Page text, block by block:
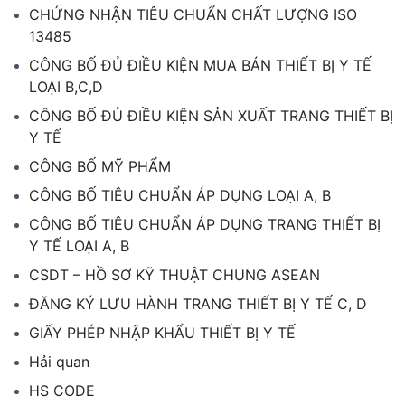
CHỨNG NHẬN TIÊU CHUẨN CHẤT LƯỢNG ISO
13485
CÔNG BỐ ĐỦ ĐIỀU KIỆN MUA BÁN THIẾT BỊ Y TẾ
LOẠI B,C,D
CÔNG BỐ ĐỦ ĐIỀU KIỆN SẢN XUẤT TRANG THIẾT BỊ
Y TẾ
CÔNG BỐ MỸ PHẨM
CÔNG BỐ TIÊU CHUẨN ÁP DỤNG LOẠI A, B
CÔNG BỐ TIÊU CHUẨN ÁP DỤNG TRANG THIẾT BỊ
Y TẾ LOẠI A, B
CSDT – HỒ SƠ KỸ THUẬT CHUNG ASEAN
ĐĂNG KÝ LƯU HÀNH TRANG THIẾT BỊ Y TẾ C, D
GIẤY PHÉP NHẬP KHẨU THIẾT BỊ Y TẾ
Hải quan
HS CODE